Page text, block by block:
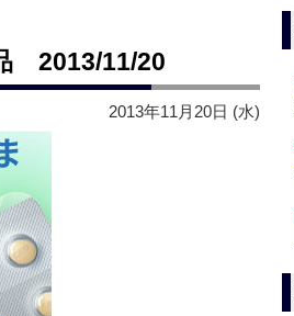
2013/11/20
2013年11月20日 (水)